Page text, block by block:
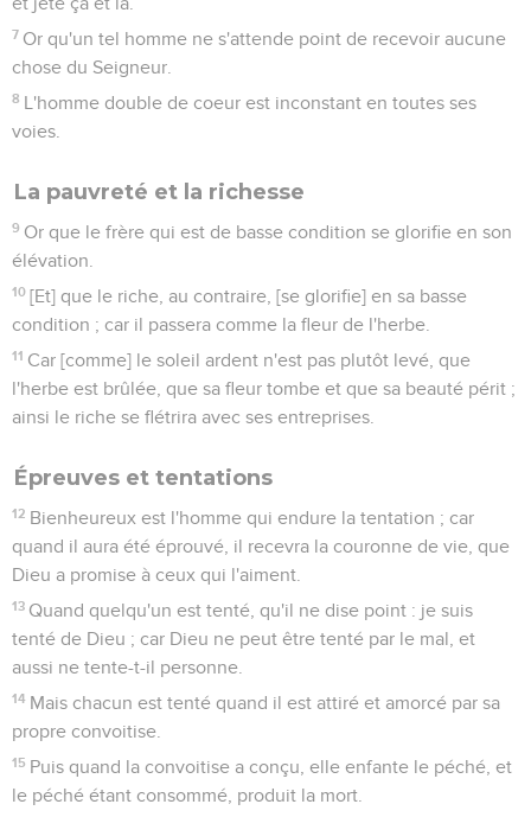
7 Or qu'un tel homme ne s'attende point de recevoir aucune
chose du Seigneur.
8 L'homme double de coeur est inconstant en toutes ses
voies.
La pauvreté et la richesse
9 Or que le frère qui est de basse condition se glorifie en son
élévation.
10 [Et] que le riche, au contraire, [se glorifie] en sa basse
condition ; car il passera comme la fleur de l'herbe.
11 Car [comme] le soleil ardent n'est pas plutôt levé, que
l'herbe est brûlée, que sa fleur tombe et que sa beauté périt ;
ainsi le riche se flétrira avec ses entreprises.
Épreuves et tentations
12 Bienheureux est l'homme qui endure la tentation ; car
quand il aura été éprouvé, il recevra la couronne de vie, que
Dieu a promise à ceux qui l'aiment.
13 Quand quelqu'un est tenté, qu'il ne dise point : je suis
tenté de Dieu ; car Dieu ne peut être tenté par le mal, et
aussi ne tente-t-il personne.
14 Mais chacun est tenté quand il est attiré et amorcé par sa
propre convoitise.
15 Puis quand la convoitise a conçu, elle enfante le péché, et
le péché étant consommé, produit la mort.